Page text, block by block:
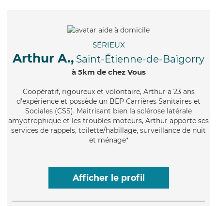
SÉRIEUX
Arthur A., Saint-Étienne-de-Baïgorry
à 5km de chez Vous
Coopératif, rigoureux et volontaire, Arthur a 23 ans
d'expérience et possède un BEP Carrières Sanitaires et
Sociales (CSS). Maitrisant bien la sclérose latérale
amyotrophique et les troubles moteurs, Arthur apporte ses
services de rappels, toilette/habillage, surveillance de nuit
et ménage*
Afficher le profil